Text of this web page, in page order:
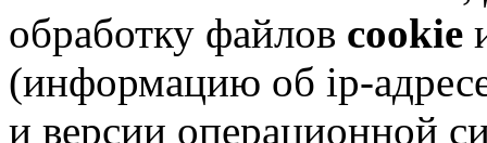
обработку файлов cookie
(информацию об ip-
и версии операционной